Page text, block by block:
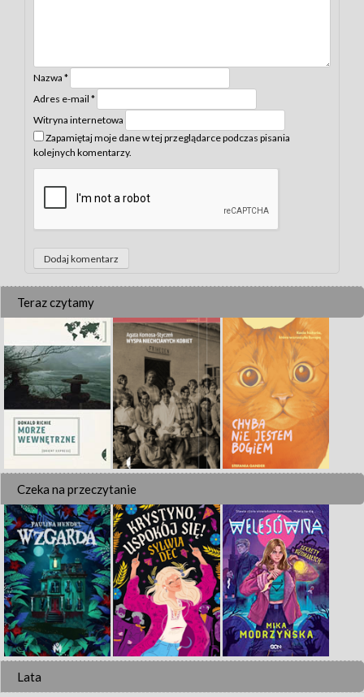
Nazwa *
Adres e-mail *
Witryna internetowa
Zapamiętaj moje dane w tej przeglądarce podczas pisania
kolejnych komentarzy.
Teraz czytamy
Czeka na przeczytanie
Lata